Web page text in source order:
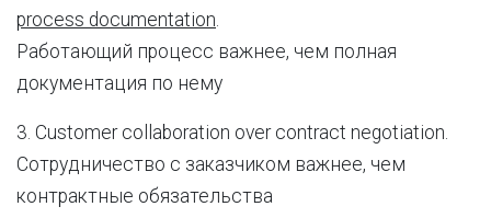
process documentation.
Работающий процесс важнее, чем полная
документация по нему
3. Customer collaboration over contract negotiation.
Сотрудничество с заказчиком важнее, чем
контрактные обязательства